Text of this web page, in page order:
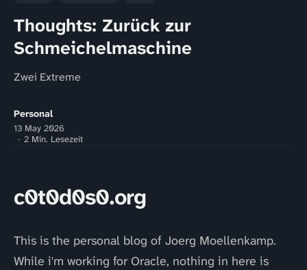
Thoughts: Zurück zur
Schmeichelmaschine
Zwei Extreme
Personal
13 May 2026
2 Min. Lesezeit
c0t0d0s0.org
This is the personal blog of Joerg Moellenkamp.
While i'm working for Oracle, nothing in here is